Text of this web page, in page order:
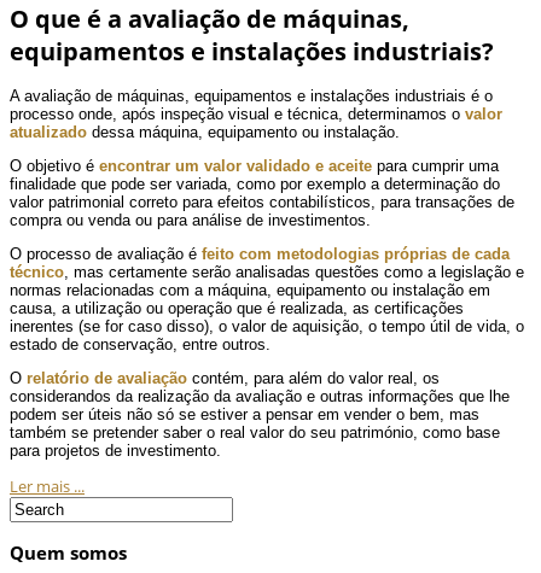
O que é a avaliação de máquinas,
equipamentos e instalações industriais?
A avaliação de máquinas, equipamentos e instalações industriais é o
processo onde, após inspeção visual e técnica, determinamos o valor
atualizado dessa máquina, equipamento ou instalação.
O objetivo é encontrar um valor validado e aceite para cumprir uma
finalidade que pode ser variada, como por exemplo a determinação do
valor patrimonial correto para efeitos contabilísticos, para transações de
compra ou venda ou para análise de investimentos.
O processo de avaliação é feito com metodologias próprias de cada
técnico, mas certamente serão analisadas questões como a legislação e
normas relacionadas com a máquina, equipamento ou instalação em
causa, a utilização ou operação que é realizada, as certificações
inerentes (se for caso disso), o valor de aquisição, o tempo útil de vida, o
estado de conservação, entre outros.
O relatório de avaliação contém, para além do valor real, os
considerandos da realização da avaliação e outras informações que lhe
podem ser úteis não só se estiver a pensar em vender o bem, mas
também se pretender saber o real valor do seu património, como base
para projetos de investimento.
Ler mais ...
Quem somos